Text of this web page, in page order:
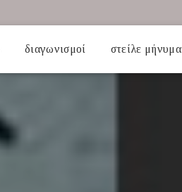
διαγωνισμοί στείλε μήνυμα